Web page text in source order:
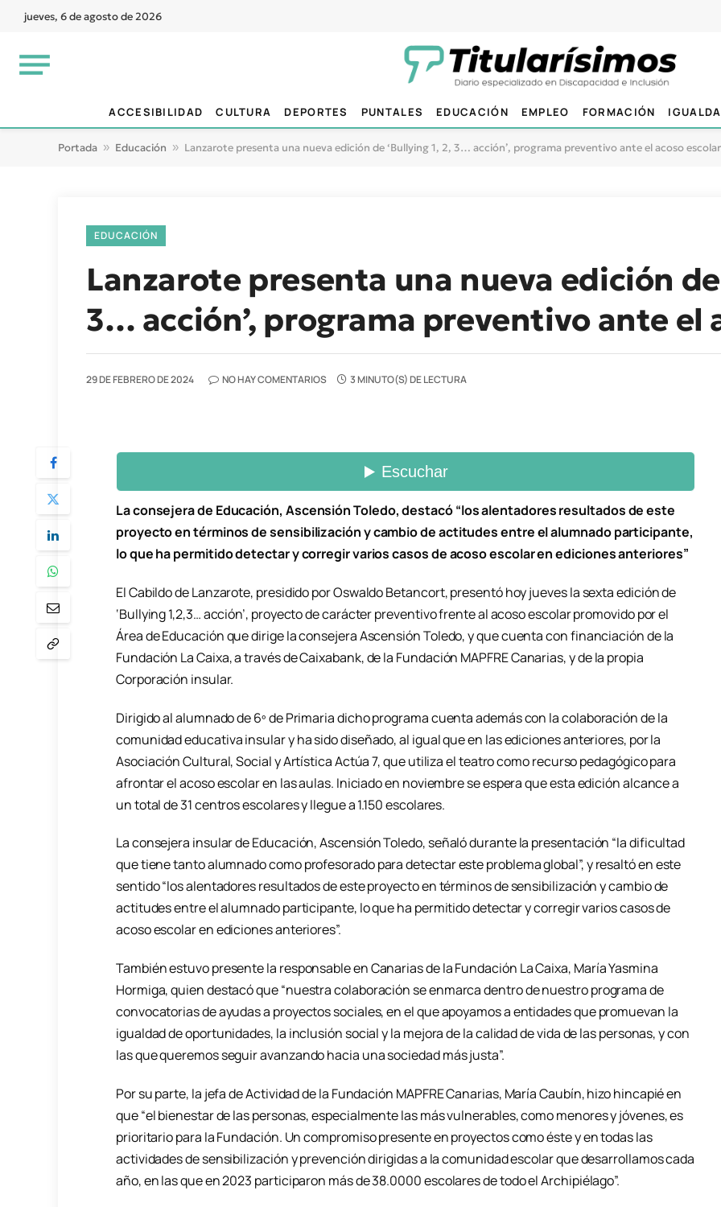
jueves, 6 de agosto de 2026
ACCESIBILIDAD CULTURA DEPORTES PUNTALES EDUCACIÓN EMPLEO FORMACIÓN
Portada » Educación » Lanzarote presenta una nueva edición de ‘Bullying 1, 2, 3… acción’, programa preventivo ante el acoso escolar
EDUCACIÓN
Lanzarote presenta una nueva edición de
3… acción’, programa preventivo ante el
29 DE FEBRERO DE 2024 NO HAY COMENTARIOS 3 MINUTO(S) DE LECTURA
La consejera de Educación, Ascensión Toledo, destacó “los alentadores resultados de este
proyecto en términos de sensibilización y cambio de actitudes entre el alumnado participante,
lo que ha permitido detectar y corregir varios casos de acoso escolar en ediciones anteriores”
El Cabildo de Lanzarote, presidido por Oswaldo Betancort, presentó hoy jueves la sexta edición de
‘Bullying 1,2,3… acción’, proyecto de carácter preventivo frente al acoso escolar promovido por el
Área de Educación que dirige la consejera Ascensión Toledo, y que cuenta con financiación de la
Fundación La Caixa, a través de Caixabank, de la Fundación MAPFRE Canarias, y de la propia
Corporación insular.
Dirigido al alumnado de 6º de Primaria dicho programa cuenta además con la colaboración de la
comunidad educativa insular y ha sido diseñado, al igual que en las ediciones anteriores, por la
Asociación Cultural, Social y Artística Actúa 7, que utiliza el teatro como recurso pedagógico para
afrontar el acoso escolar en las aulas. Iniciado en noviembre se espera que esta edición alcance a
un total de 31 centros escolares y llegue a 1.150 escolares.
La consejera insular de Educación, Ascensión Toledo, señaló durante la presentación “la dificultad
que tiene tanto alumnado como profesorado para detectar este problema global”, y resaltó en este
sentido “los alentadores resultados de este proyecto en términos de sensibilización y cambio de
actitudes entre el alumnado participante, lo que ha permitido detectar y corregir varios casos de
acoso escolar en ediciones anteriores”.
También estuvo presente la responsable en Canarias de la Fundación La Caixa, María Yasmina
Hormiga, quien destacó que “nuestra colaboración se enmarca dentro de nuestro programa de
convocatorias de ayudas a proyectos sociales, en el que apoyamos a entidades que promuevan la
igualdad de oportunidades, la inclusión social y la mejora de la calidad de vida de las personas, y con
las que queremos seguir avanzando hacia una sociedad más justa”.
Por su parte, la jefa de Actividad de la Fundación MAPFRE Canarias, María Caubín, hizo hincapié en
que “el bienestar de las personas, especialmente las más vulnerables, como menores y jóvenes, es
prioritario para la Fundación. Un compromiso presente en proyectos como éste y en todas las
actividades de sensibilización y prevención dirigidas a la comunidad escolar que desarrollamos cada
año, en las que en 2023 participaron más de 38.0000 escolares de todo el Archipiélago”.